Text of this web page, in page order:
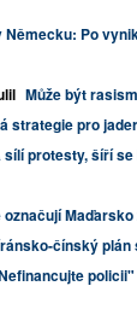
Německu: Po
Může být
strategie pro
sílí protesty, šíří
označují
čínský